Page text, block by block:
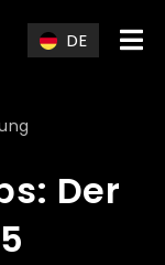
DE
Der